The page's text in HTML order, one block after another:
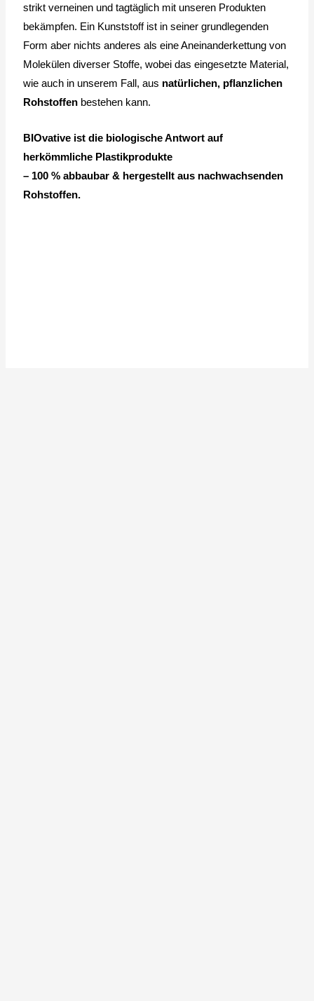
strikt verneinen und tagtäglich mit unseren Produkten
bekämpfen. Ein Kunststoff ist in seiner grundlegenden
Form aber nichts anderes als eine Aneinanderkettung von
Molekülen diverser Stoffe, wobei das eingesetzte Material,
wie auch in unserem Fall, aus natürlichen, pflanzlichen
Rohstoffen bestehen kann.
BIOvative ist die biologische Antwort auf
herkömmliche Plastikprodukte
– 100 % abbaubar & hergestellt aus nachwachsenden
Rohstoffen.